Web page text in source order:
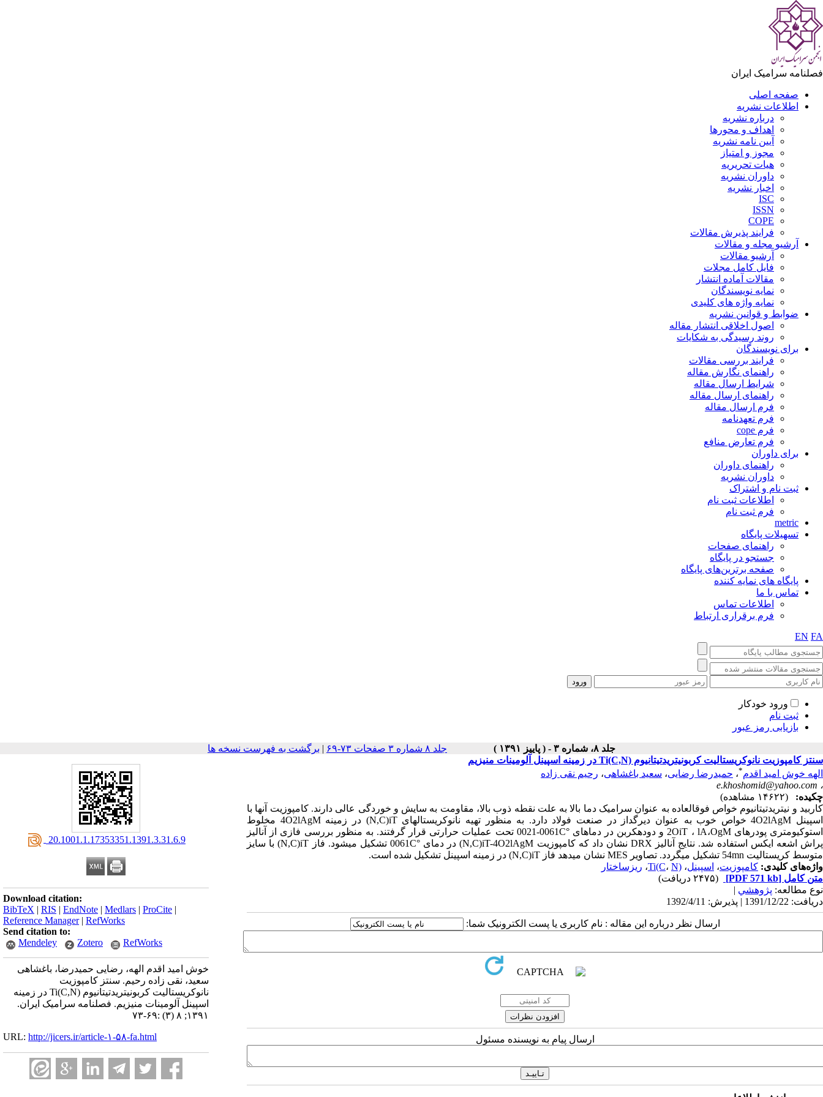
فصلنامه سرامیک ایران
صفحه اصلی
اطلاعات نشریه
درباره نشریه
اهداف و محورها
آیین نامه نشریه
مجوز و امتیاز
هیات تحریریه
داوران نشریه
اخبار نشریه
ISC
ISSN
COPE
فرایند پذیرش مقالات
آرشیو مجله و مقالات
آرشیو مقالات
فایل کامل مجلات
مقالات آماده انتشار
نمایه نویسندگان
نمایه واژه های کلیدی
ضوابط و قوانین نشریه
اصول اخلاقی انتشار مقاله
روند رسیدگی به شکایات
برای نویسندگان
فرایند بررسی مقالات
راهنمای نگارش مقاله
شرایط ارسال مقاله
راهنمای ارسال مقاله
فرم ارسال مقاله
فرم تعهدنامه
فرم cope
فرم تعارض منافع
برای داوران
راهنمای داوران
داوران نشریه
ثبت نام و اشتراک
اطلاعات ثبت نام
فرم ثبت نام
metric
تسهیلات پایگاه
راهنمای صفحات
جستجو در پایگاه
صفحه برترین‌های پایگاه
پایگاه های نمایه کننده
تماس با ما
اطلاعات تماس
فرم برقراری ارتباط
EN FA
ورود خودکار
ثبت نام
بازیابی رمز عبور
جلد ۸، شماره ۳ - ( پاييز ۱۳۹۱ ) جلد ۸ شماره ۳ صفحات ۷۳-۶۹ | برگشت به فهرست نسخه ها
‎ 20.1001.1.17353351.1391.3.31.6.9
Download citation:
BibTeX | RIS | EndNote | Medlars | ProCite |
Reference Manager| RefWorks
Send citation to:
Mendeley
Zotero RefWorks
خوش امید اقدم الهه، رضایی حمیدرضا، باغشاهی
سعید، نقی زاده رحیم. سنتز کامپوزیت
نانوکریستالیت کربونیتریدتیتانیوم Ti(C,N) در زمینه
اسپینل آلومینات منیزیم. فصلنامه سرامیک ایران.
۱۳۹۱; ۸ (۳) :۶۹-۷۳
URL: http://jicers.ir/article-۱-۵۸-fa.html
سنتز کامپوزیت نانوکریستالیت کربونیتریدتیتانیوم Ti(C,N) در زمینه اسپینل آلومینات منیزیم
الهه خوش امید اقدم*، حمیدرضا رضایی، سعید باغشاهی، رحیم نقی زاده
، e.khoshomid@yahoo.com
چکیده:
(۱۴۶۲۲ مشاهده)
کاربید و نیتریدتیتانیوم خواص فوق‮العاده‮ به عنوان سرامیک دما بالا به علت نقطه ذوب بالا، مقاومت به سایش و خوردگی عالی دارند. کامپوزیت آنها با
اسپینل MgAl2O4 خواص خوب به عنوان دیرگداز در صنعت فولاد دارد. به منظور تهیه نانوکریستال‮های Ti(C,N) در زمینه MgAl2O4 مخلوط
استوکیومتری پودرهای MgO،Al ، TiO2 و دوده‮کربن در دماهای °C1600-1200 تحت عملیات حرارتی قرار گرفتند. به منظور بررسی فازی از آنالیز
پراش اشعه ایکس استفاده شد. نتایج آنالیز XRD نشان داد که کامپوزیت MgAl2O4-Ti(C,N) در دمای °C1600 تشکیل می‮شود. فاز Ti(C,N) با سایز
متوسط کریستالیت nm45 تشکیل می‮گردد. تصاویر SEM نشان می‮دهد فاز Ti(C,N) در زمینه اسپینل تشکیل شده است.‬‬‬‬‬‬‬
واژه‌های کلیدی: کامپوزیت، اسپینل، Ti(C، N) ، ریزساختار
متن کامل [PDF 571 kb]
(۲۴۷۵ دریافت)
نوع مطالعه: پژوهشي |
دریافت: 1391/12/22 | پذیرش: 1392/4/11
ارسال نظر درباره این مقاله : نام کاربری یا پست الکترونیک شما:
ارسال پیام به نویسنده مسئول